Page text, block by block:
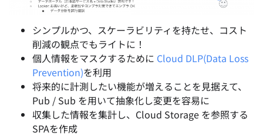
シンプルかつ、スケーラビリティを持たせ、コスト
削減の観点でもライトに！
個人情報をマスクするために Cloud DLP(Data Loss
Prevention)を利用
将来的に計測したい機能が増えることを見据えて、
Pub / Sub を用いて抽象化し変更を容易に
収集した情報を集計し、Cloud Storage を参照する
SPAを作成